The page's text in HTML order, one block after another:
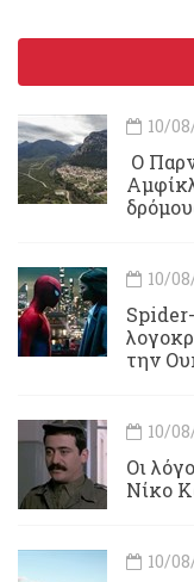
10/
Ο
10/
την
10/
Οι
Νίκο
10/